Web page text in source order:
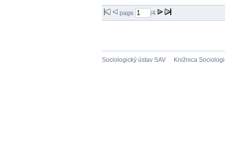
page /4
Sociologický ústav SAV Knižnica